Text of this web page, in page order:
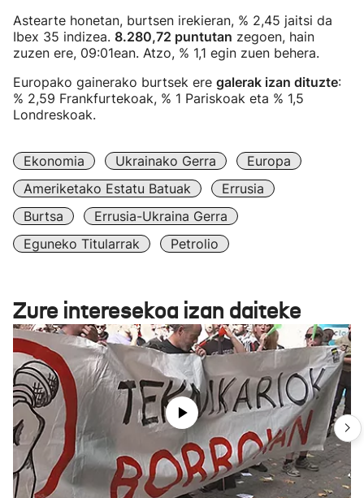
Astearte honetan, burtsen irekieran, % 2,45 jaitsi da
Ibex 35 indizea. 8.280,72 puntutan zegoen, hain
zuzen ere, 09:01ean. Atzo, % 1,1 egin zuen behera.
Europako gainerako burtsek ere galerak izan dituzte:
% 2,59 Frankfurtekoak, % 1 Pariskoak eta % 1,5
Londreskoak.
Ekonomia Ukrainako Gerra
Europa
Ameriketako Estatu Batuak
Errusia
Burtsa
Errusia-Ukraina Gerra
Eguneko Titularrak
Petrolio
Zure interesekoa izan daiteke